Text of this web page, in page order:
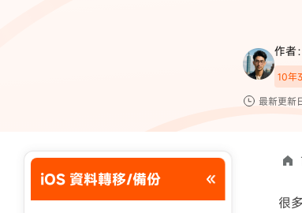
為您提供最豐富的教學影片
限時 5 折優惠，
複製折扣
前往搶購
使用說明：以上折扣碼僅用於 iAnyGo 終身方
作者
10年
最新更新
iOS 資料轉移/備份
很